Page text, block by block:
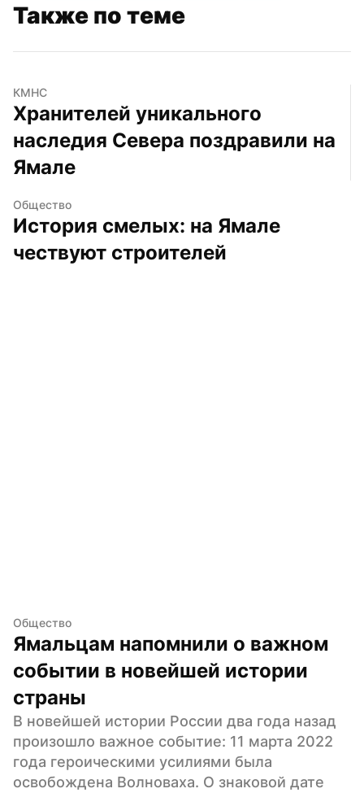
Также по теме
КМНС
Хранителей уникального
наследия Севера поздравили на
Ямале
Общество
История смелых: на Ямале
чествуют строителей
Общество
Ямальцам напомнили о важном
событии в новейшей истории
страны
В новейшей истории России два года назад
произошло важное событие: 11 марта 2022
года героическими усилиями была
освобождена Волноваха. О знаковой дате